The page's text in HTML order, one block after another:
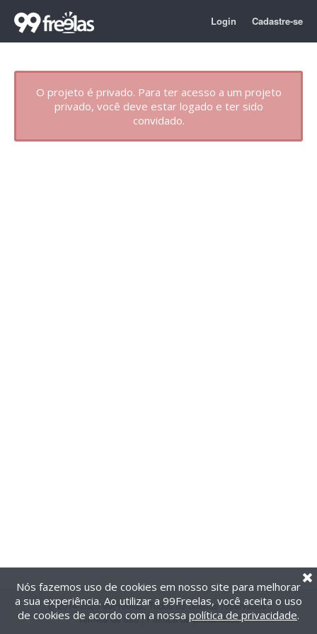
Login Cadastre-se
O projeto é privado. Para ter acesso a um projeto
privado, você deve estar logado e ter sido
convidado.
@2014-2026 99Freelas. Todos os direitos reservados.
Termos de uso| Política de privacidade
Nós fazemos uso de cookies em nosso site para melhorar
a sua experiência. Ao utilizar a 99Freelas, você aceita o uso
de cookies de acordo com a nossa política de privacidade.